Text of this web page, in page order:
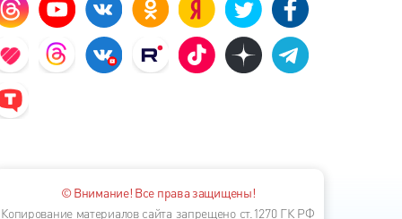
© Внимание! Все права защищены!
Копирование материалов сайта запрещено ст.1270 ГК РФ